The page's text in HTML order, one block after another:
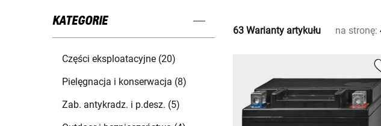
KATEGORIE
Części eksploatacyjne (20)
Pielęgnacja i konserwacja (8)
Zab. antykradz. i p.desz. (5)
63 Warianty artykułu na stronę: